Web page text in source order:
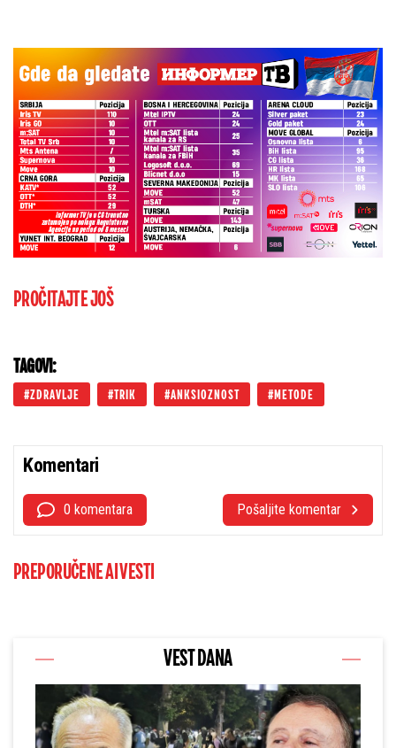
PROČITAJTE JOŠ
TAGOVI:
ZDRAVLJE TRIK ANKSIOZNOST METODE
Komentari
0 komentara Pošaljite komentar
PREPORUČENE AI VESTI
VEST DANA